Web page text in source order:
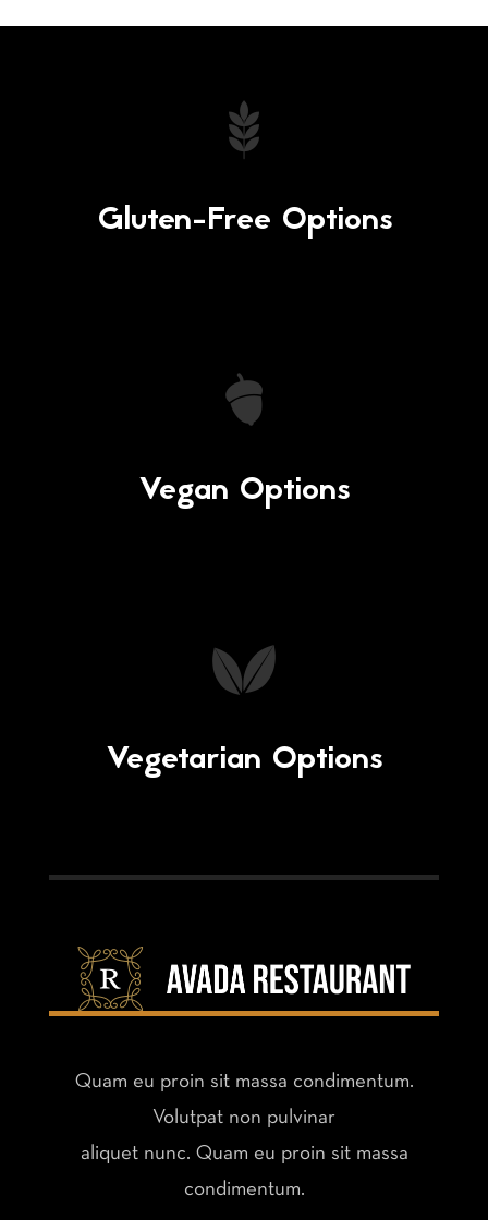
Gluten-Free Options
Vegan Options
Vegetarian Options
Quam eu proin sit massa condimentum.
Volutpat non pulvinar
aliquet nunc. Quam eu proin sit massa
condimentum.